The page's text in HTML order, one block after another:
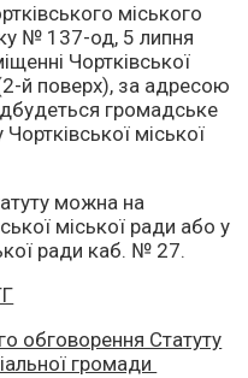
міського
№ 137-од, 5 липня
Чортківської
й поверх), за адресою
громадське
міської
можна на
міської ради або у
ради каб. № 27.
обговорення Статуту
громади